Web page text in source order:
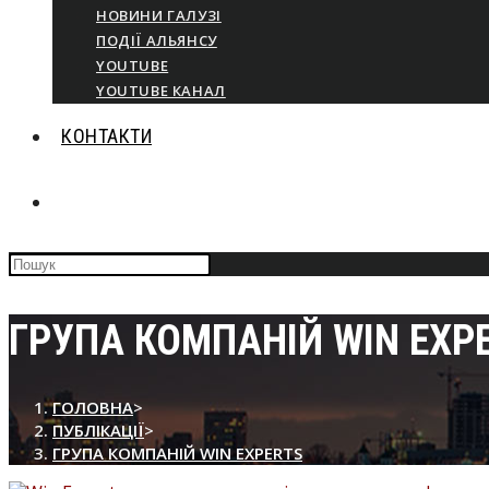
НОВИНИ ГАЛУЗІ
ПОДІЇ АЛЬЯНСУ
YOUTUBE
YOUTUBE КАНАЛ
КОНТАКТИ
ГРУПА КОМПАНІЙ WIN
ГОЛОВНА>
ПУБЛІКАЦІЇ>
ГРУПА КОМПАНІЙ WIN EXPERTS